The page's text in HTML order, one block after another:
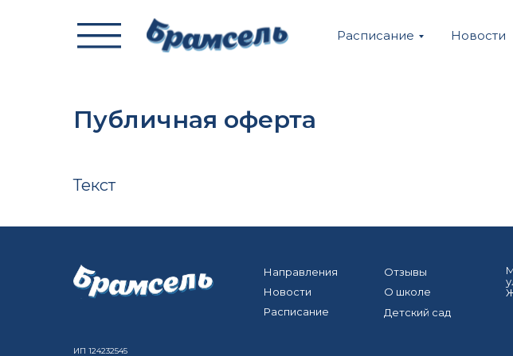
Новости
Расписание
Публичная оферта
Текст
Детский сад
О школе
Отзывы
ИП 124232545
Направления
Новости
Расписание